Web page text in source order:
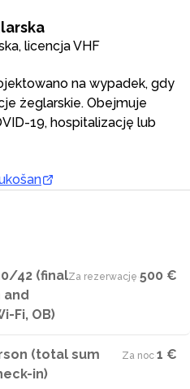
licencja VHF
na wypadek, gdy
żeglarskie. Obejmuje
19, hospitalizację lub
42 (final
and
Fi, OB)
Za rezerwację·500 €
(total sum
in)
Za noc·1 €